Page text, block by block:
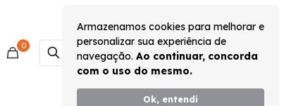
Armazenamos cookies para melhorar e
personalizar sua experiência de
navegação. Ao continuar, concorda
com o uso do mesmo.
Ok, entendi
0 Monte seu Kit